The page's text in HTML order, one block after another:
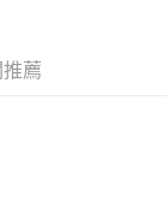
薦